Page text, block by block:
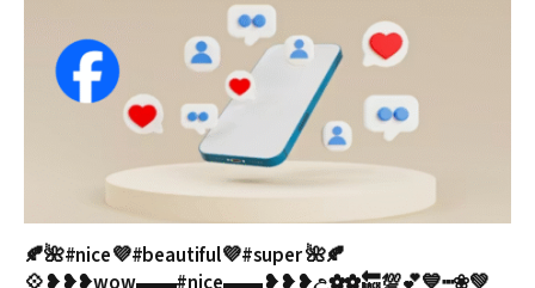
🍂🌺#nice💜#beautiful💜#super 🌺🍂